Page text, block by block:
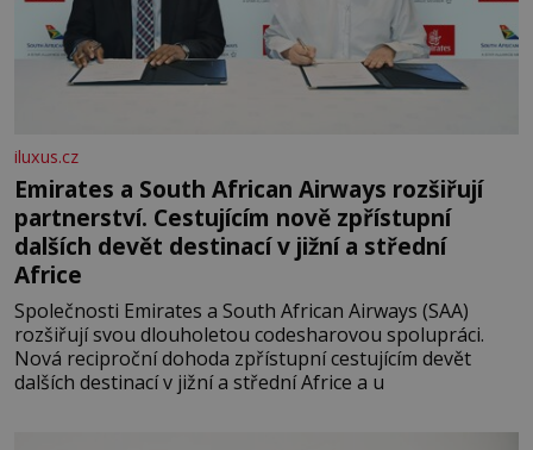
iluxus.cz
Emirates a South African Airways rozšiřují
partnerství. Cestujícím nově zpřístupní
dalších devět destinací v jižní a střední
Africe
Společnosti Emirates a South African Airways (SAA)
rozšiřují svou dlouholetou codesharovou spolupráci.
Nová reciproční dohoda zpřístupní cestujícím devět
dalších destinací v jižní a střední Africe a u